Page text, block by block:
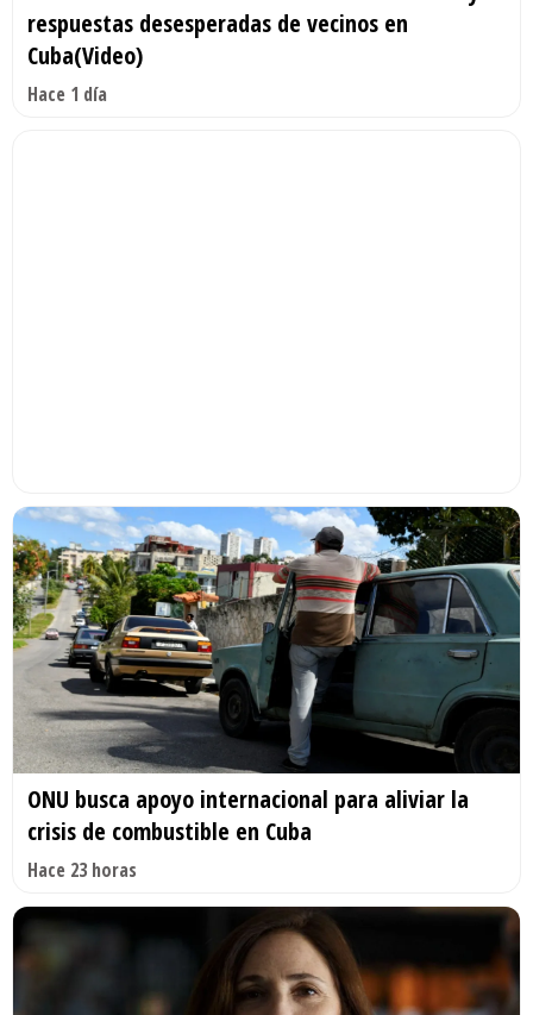
respuestas desesperadas de vecinos en
Cuba(Video)
Hace 1 día
ONU busca apoyo internacional para aliviar la
crisis de combustible en Cuba
Hace 23 horas